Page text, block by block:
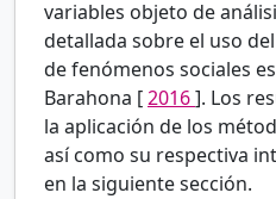
variables objeto de
detallada sobre el uso
de fenómenos sociales
Barahona [2016]. Los
la aplicación de los
así como su respectiva
en la siguiente sección.